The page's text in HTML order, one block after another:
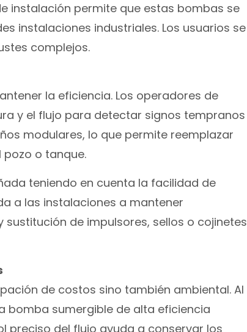
instalación permite que estas bombas se
instalaciones industriales. Los usuarios se
complejos.
la eficiencia. Los operadores de
y el flujo para detectar signos tempranos
modulares, lo que permite reemplazar
o tanque.
teniendo en cuenta la facilidad de
a las instalaciones a mantener
de impulsores, sellos o cojinetes
de costos sino también ambiental. Al
bomba sumergible de alta eficiencia
preciso del flujo ayuda a conservar los